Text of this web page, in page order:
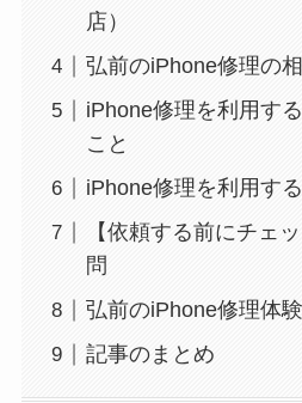
店）
弘前のiPhone修理の
iPhone修理を利用す
こと
iPhone修理を利用す
【依頼する前にチェ
問
弘前のiPhone修理体
記事のまとめ